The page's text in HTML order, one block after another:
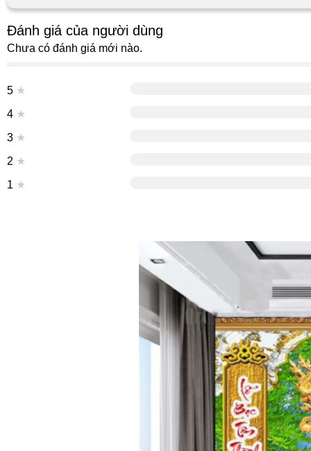
Đánh giá của người dùng
Chưa có đánh giá mới nào.
5 ★
4 ★
3 ★
2 ★
1 ★